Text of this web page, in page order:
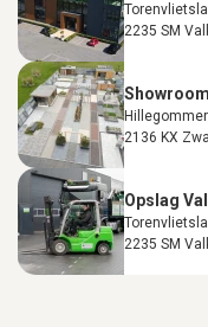
2235 SM
2136 KX
Opslag
2235 SM